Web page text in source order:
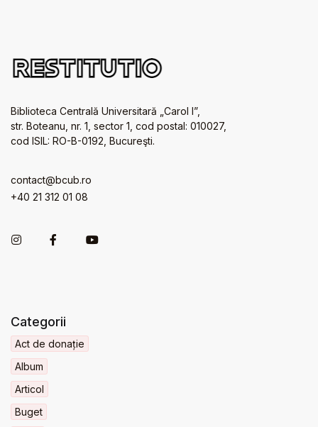
Biblioteca Centrală Universitară „Carol I”,
str. Boteanu, nr. 1, sector 1, cod postal: 010027,
cod ISIL: RO-B-0192, Bucureşti.
contact@bcub.ro
+40 21 312 01 08
Categorii
Act de donație
Album
Articol
Buget